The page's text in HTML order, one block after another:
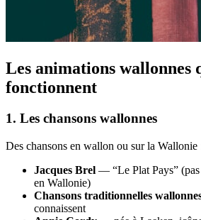
Les animations wallonnes
fonctionnent
1. Les chansons wallonnes
Des chansons en wallon ou sur la Wallonie
Jacques Brel — “Le Plat Pays”
en Wallonie)
Chansons traditionnelles
connaissent